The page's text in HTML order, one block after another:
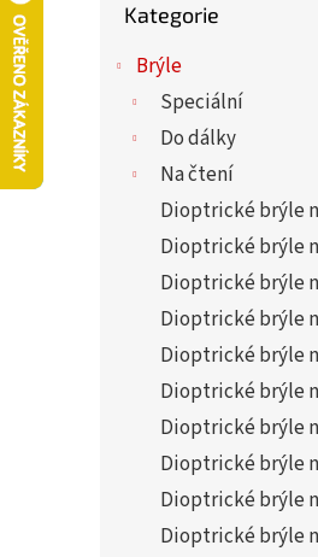
kategorie
Kategorie
Brýle
Speciální
Do dálky
Na čtení
Dioptrické brýle
Dioptrické brýle
Dioptrické brýle
Dioptrické brýle
Dioptrické brýle
Dioptrické brýle
Dioptrické brýle
Dioptrické brýle
Dioptrické brýle
Dioptrické brýle